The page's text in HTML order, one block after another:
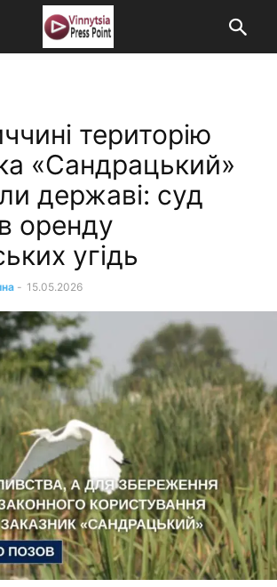
територію
«Сандрацький»
державі: суд
оренду
угідь
- 15.05.2026